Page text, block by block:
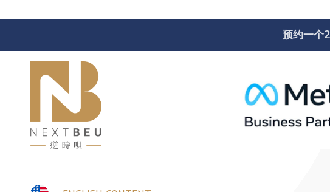
预约一个